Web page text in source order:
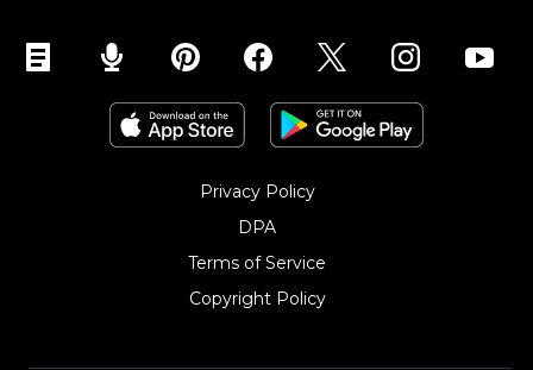
Privacy Policy
DPA
Terms of Service
Copyright Policy‎